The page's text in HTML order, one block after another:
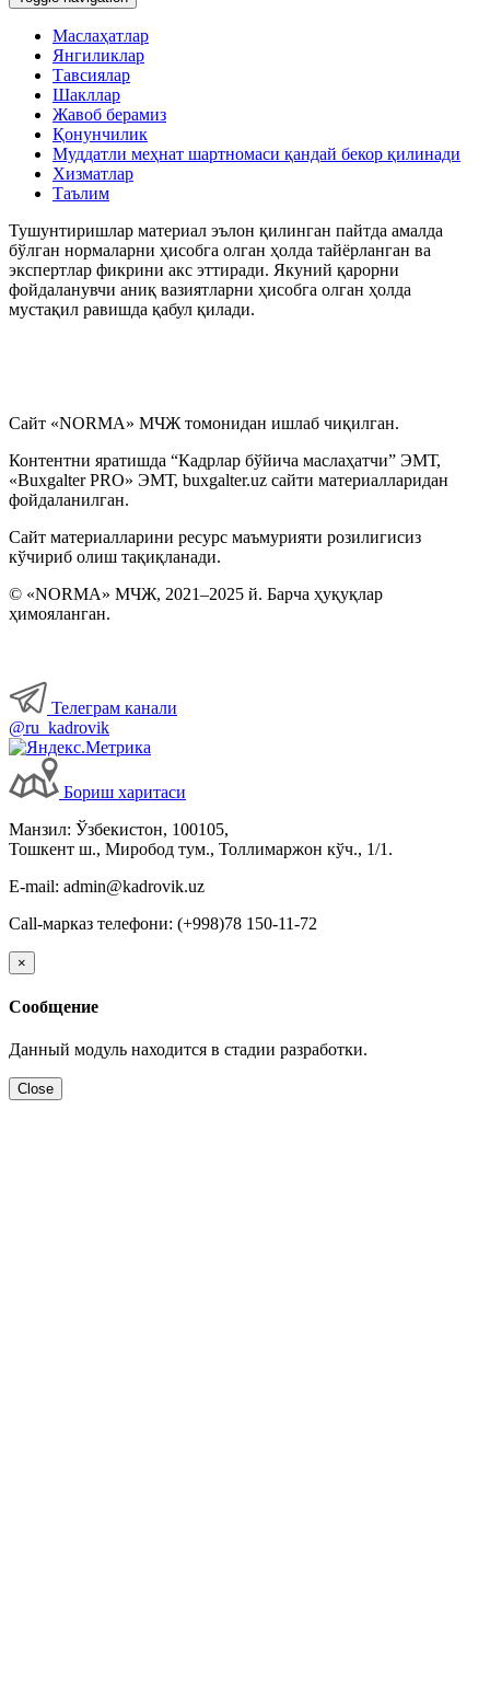
Маслаҳатлар
Янгиликлар
Тавсиялар
Шакллар
Жавоб берамиз
Қонунчилик
Муддатли меҳнат шартномаси қандай бекор қилинади
Хизматлар
Таълим
Тушунтиришлар материал эълон қилинган пайтда амалда
бўлган нормаларни ҳисобга олган ҳолда тайёрланган ва
экспертлар фикрини акс эттиради. Якуний қарорни
фойдаланувчи аниқ вазиятларни ҳисобга олган ҳолда
мустақил равишда қабул қилади.
Сайт «NORMA» МЧЖ томонидан ишлаб чиқилган.
Контентни яратишда “Кадрлар бўйича маслаҳатчи” ЭМТ,
«Buxgalter PRO» ЭМТ, buxgalter.uz сайти материалларидан
фойдаланилган.
Сайт материалларини ресурс маъмурияти розилигисиз
кўчириб олиш тақиқланади.
© «NORMA» МЧЖ, 2021–2025 й. Барча ҳуқуқлар
ҳимояланган.
Телеграм канали
@ru_kadrovik
Бориш харитаси
Манзил: Ўзбекистон, 100105,
Тошкент ш., Миробод тум., Толлимаржон кўч., 1/1.
E-mail: admin@kadrovik.uz
Call-марказ телефони: (+998)78 150-11-72
×
Сообщение
Данный модуль находится в стадии разработки.
Close